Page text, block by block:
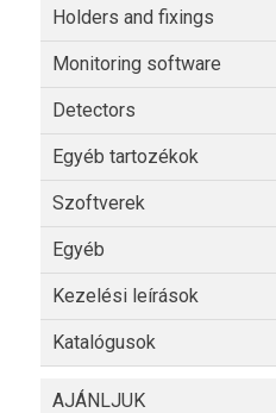
Holders and fixings
Monitoring software
Detectors
Egyéb tartozékok
Szoftverek
Egyéb
Kezelési leírások
Katalógusok
AJÁNLJUK